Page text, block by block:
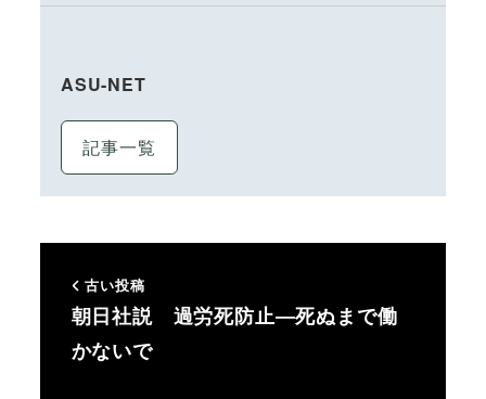
ASU-NET
記事一覧
古い投稿
朝日社説 過労死防止―死ぬまで働
かないで